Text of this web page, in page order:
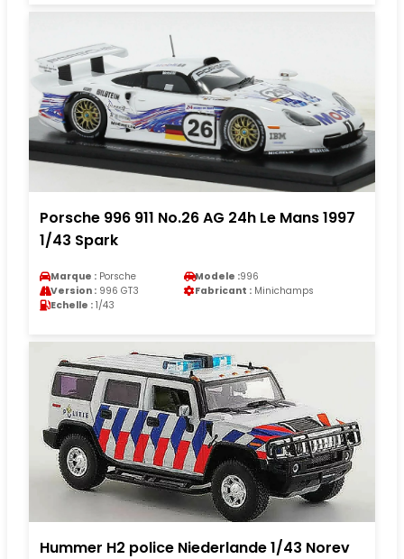
Porsche 996 911 No.26 AG 24h Le Mans 1997
1/43 Spark
Marque : Porsche Modele :996
Version : 996 GT3 Fabricant : Minichamps
Echelle : 1/43
Hummer H2 police Niederlande 1/43 Norev